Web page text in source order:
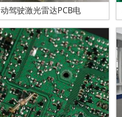
驾驶激光雷达PCB电